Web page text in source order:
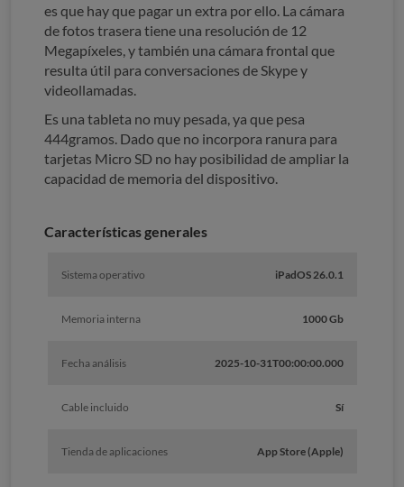
es que hay que pagar un extra por ello. La cámara
de fotos trasera tiene una resolución de 12
Megapíxeles, y también una cámara frontal que
resulta útil para conversaciones de Skype y
videollamadas.
Es una tableta no muy pesada, ya que pesa
444gramos. Dado que no incorpora ranura para
tarjetas Micro SD no hay posibilidad de ampliar la
capacidad de memoria del dispositivo.
Características generales
Sistema operativo iPadOS 26.0.1
Memoria interna 1000 Gb
Fecha análisis 2025-10-31T00:00:00.000
Cable incluido Sí
Tienda de aplicaciones App Store (Apple)